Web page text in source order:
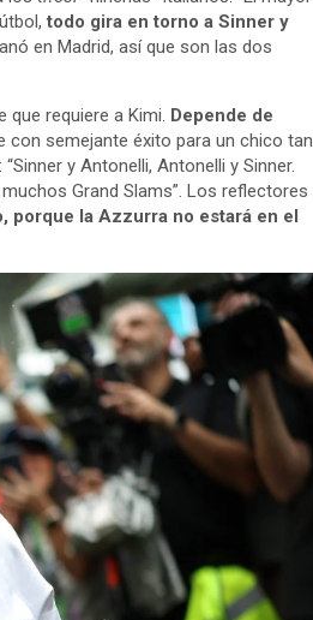
todo gira en torno a Sinner y
en Madrid, así que son las dos
que requiere a Kimi. Depende de
con semejante éxito para un chico tan
y Antonelli, Antonelli y Sinner.
Grand Slams”. Los reflectores
porque la Azzurra no estará en el